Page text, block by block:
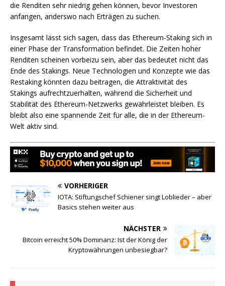
die Renditen sehr niedrig gehen können, bevor Investoren
anfangen, anderswo nach Erträgen zu suchen.
Insgesamt lässt sich sagen, dass das Ethereum-Staking sich in
einer Phase der Transformation befindet. Die Zeiten hoher
Renditen scheinen vorbeizu sein, aber das bedeutet nicht das
Ende des Stakings. Neue Technologien und Konzepte wie das
Restaking könnten dazu beitragen, die Attraktivität des
Stakings aufrechtzuerhalten, während die Sicherheit und
Stabilität des Ethereum-Netzwerks gewährleistet bleiben. Es
bleibt also eine spannende Zeit für alle, die in der Ethereum-
Welt aktiv sind.
VORHERIGER
IOTA: Stiftungschef Schiener singt Loblieder – aber
Basics stehen weiter aus
NÄCHSTER
Bitcoin erreicht 50% Dominanz: Ist der König der
Kryptowährungen unbesiegbar?